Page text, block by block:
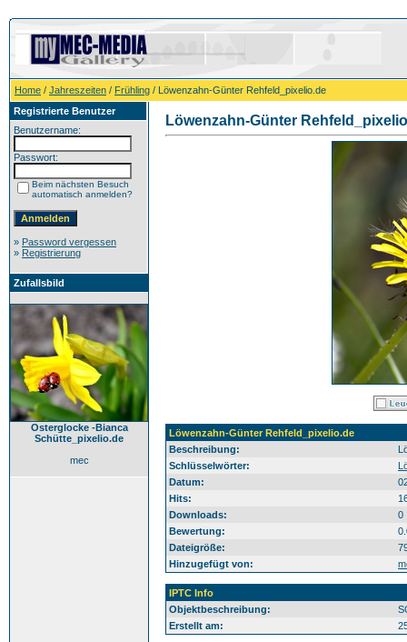
Home / Jahreszeiten / Frühling / Löwenzahn-Günter Rehfeld_pixelio.de
Registrierte Benutzer
Benutzername:
Passwort:
Beim nächsten Besuch
automatisch anmelden?
» Password vergessen
» Registrierung
Zufallsbild
Osterglocke -Bianca
Schütte_pixelio.de
mec
Löwenzahn-Günter
Löwenzahn-Günter Rehfeld_pixelio.de
Beschreibung:
Schlüsselwörter:
Datum:
Hits:
Downloads:
0
Bewertung:
Dateigröße:
Hinzugefügt von:
IPTC Info
Objektbeschreibung:
Erstellt am: